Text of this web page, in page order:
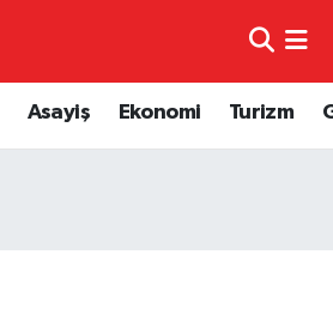
Asayiş Ekonomi Turizm